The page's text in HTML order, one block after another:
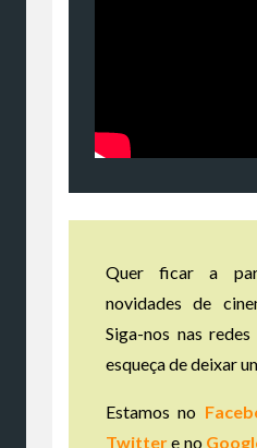
Quer ficar a
novidades de
Siga-nos nas
esqueça de deixar
Estamos no
Twittere no